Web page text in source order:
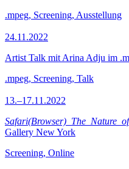
.mpeg, Screening, Ausstellung
24.11.2022
Artist Talk mit Arina Adju im
.mpeg, Screening, Talk
13.–17.11.2022
Gallery New York
Screening, Online